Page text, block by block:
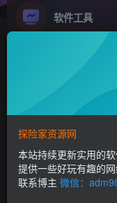
软件工具
精品源码
探险家资源网
本站持续更新实用的
提供一些好玩有趣的
联系博主 微信：